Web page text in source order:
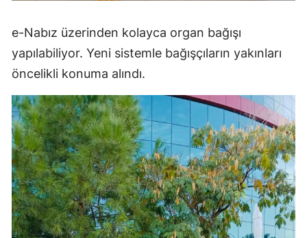
e-Nabız üzerinden kolayca organ bağışı
yapılabiliyor. Yeni sistemle bağışçıların yakınları
öncelikli konuma alındı.